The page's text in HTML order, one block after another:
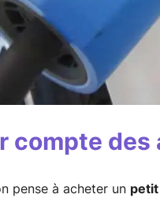
compte des
pense à acheter un